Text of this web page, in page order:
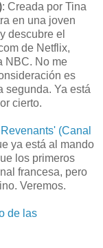
: Creada por Tina
en una joven
descubre el
de Netflix,
NBC. No me
es
segunda. Ya está
cierto.
(Canal
ya está al mando
los primeros
francesa, pero
Veremos.
de las